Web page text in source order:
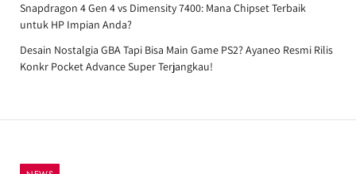
Snapdragon 4 Gen 4 vs Dimensity 7400: Mana Chipset Terbaik
untuk HP Impian Anda?
Desain Nostalgia GBA Tapi Bisa Main Game PS2? Ayaneo Resmi Rilis
Konkr Pocket Advance Super Terjangkau!